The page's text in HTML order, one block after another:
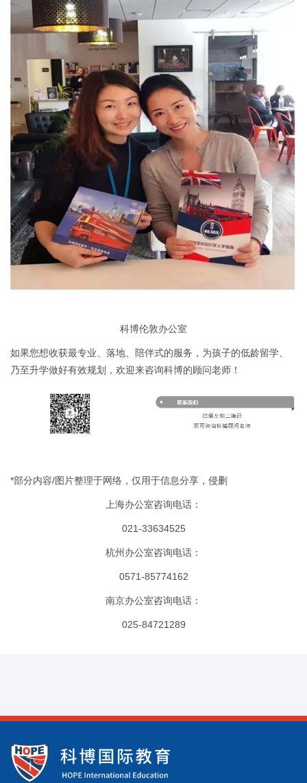
科博伦敦办公室
如果您想收获最专业、落地、陪伴式的服务，为孩子的低龄留学、
乃至升学做好有效规划，欢迎来咨询科博的顾问老师！
*部分内容/图片整理于网络，仅用于信息分享，侵删
上海办公室咨询电话：
021-33634525
杭州办公室咨询电话：
0571-85774162
南京办公室咨询电话：
025-84721289